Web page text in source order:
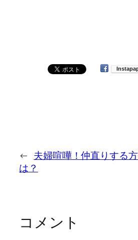
← 夫婦喧嘩！仲直りする
は？
コメント